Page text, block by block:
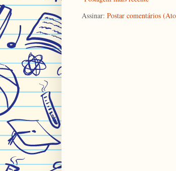
Assinar: Postar comentários